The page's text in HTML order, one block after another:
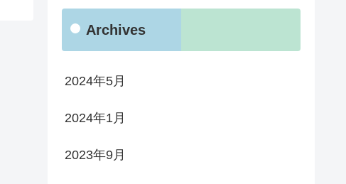
Archives
2024年5月
2024年1月
2023年9月